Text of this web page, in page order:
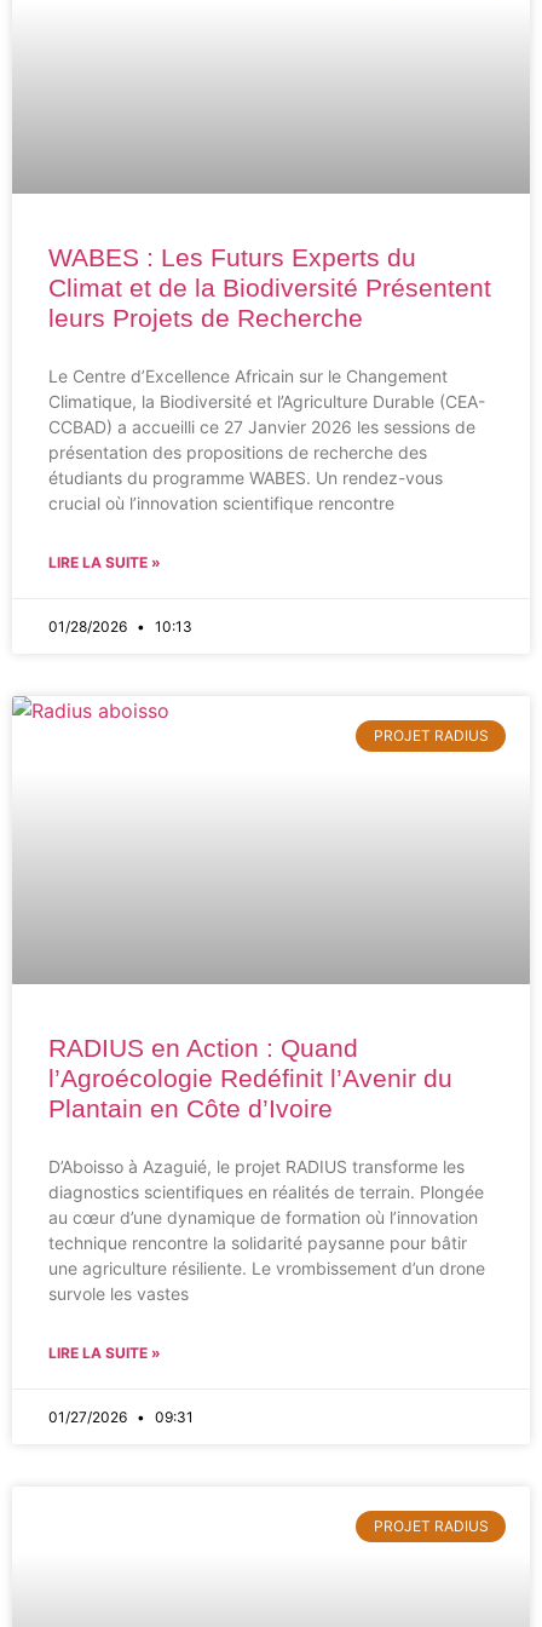
WABES : Les Futurs Experts du
Climat et de la Biodiversité Présentent
leurs Projets de Recherche
Le Centre d’Excellence Africain sur le Changement
Climatique, la Biodiversité et l’Agriculture Durable (CEA-
CCBAD) a accueilli ce 27 Janvier 2026 les sessions de
présentation des propositions de recherche des
étudiants du programme WABES. Un rendez-vous
crucial où l’innovation scientifique rencontre
LIRE LA SUITE »
01/28/2026 10:13
PROJET RADIUS
RADIUS en Action : Quand
l’Agroécologie Redéfinit l’Avenir du
Plantain en Côte d’Ivoire
D’Aboisso à Azaguié, le projet RADIUS transforme les
diagnostics scientifiques en réalités de terrain. Plongée
au cœur d’une dynamique de formation où l’innovation
technique rencontre la solidarité paysanne pour bâtir
une agriculture résiliente. Le vrombissement d’un drone
survole les vastes
LIRE LA SUITE »
01/27/2026 09:31
PROJET RADIUS